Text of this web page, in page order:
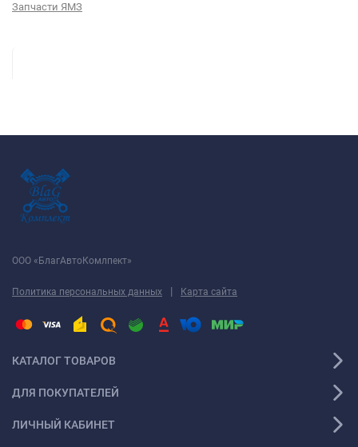
Запчасти ЯМЗ
ООО «БлагАвтоКомлпект»
Политика персональных данных | Карта сайта
КАТАЛОГ ТОВАРОВ
ДЛЯ ПОКУПАТЕЛЕЙ
ЛИЧНЫЙ КАБИНЕТ